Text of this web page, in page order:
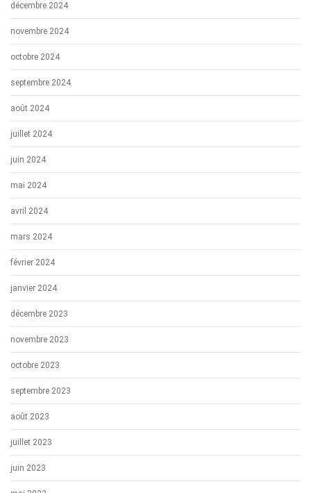
décembre 2024
novembre 2024
octobre 2024
septembre 2024
août 2024
juillet 2024
juin 2024
mai 2024
avril 2024
mars 2024
février 2024
janvier 2024
décembre 2023
novembre 2023
octobre 2023
septembre 2023
août 2023
juillet 2023
juin 2023